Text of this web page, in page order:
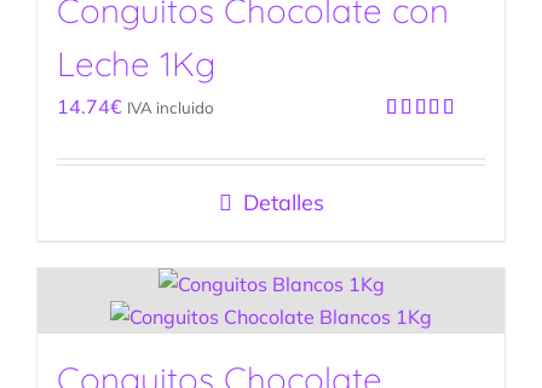
Conguitos Chocolate con
Leche 1Kg
con5.00de
14.74€ IVA incluido
Detalles
Conguitos Chocolate